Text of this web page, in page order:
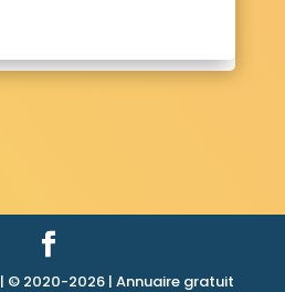
| © 2020-2026 | Annuaire gratuit